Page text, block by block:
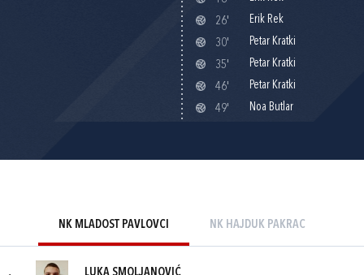
26'
Erik Rek
30'
Petar Kratki
35'
Petar Kratki
46'
Petar Kratki
49'
Noa Butlar
NK MLADOST PAVLOVCI NK HAJDUK PAKRAC
LUKA SMOLJANOVIĆ